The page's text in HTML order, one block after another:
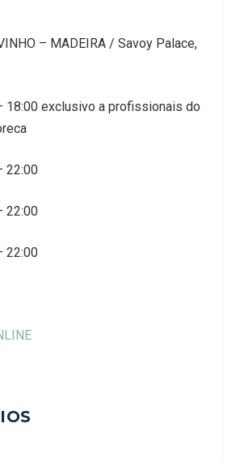
– MADEIRA / Savoy Palace,
18:00 exclusivo a profissionais do
22:00
22:00
22:00